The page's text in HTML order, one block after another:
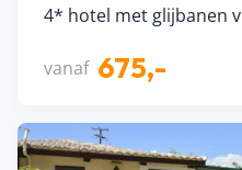
4* hotel met glijbanen
vanaf 675,-